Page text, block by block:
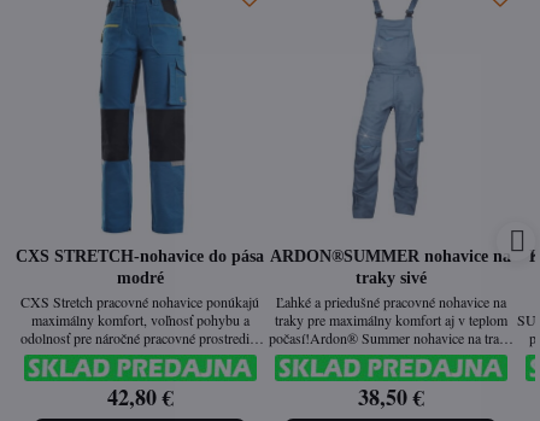
CXS STRETCH-nohavice do pása
modré
CXS Stretch pracovné nohavice ponúkajú
maximálny komfort, voľnosť pohybu a
odolnosť pre náročné pracovné prostredie.
Vďaka strečovej tkanine, zosilneným
oblastiam a reflexným prvkom sú ideálnym
riešením pre remeselníkov, technikov a
pracovníkov v priemysle.
42,80 €
ARDON®SUMMER nohavice na
traky sivé
Ľahké a priedušné pracovné nohavice na
traky pre maximálny komfort aj v teplom
počasí!Ardon® Summer nohavice na traky
sú ideálnou voľbou pre prácu v letných
mesiacoch. Ľahký a vzdušný materiál,
funkčný strih a dostatok úložného priestoru
zabezpečujú vysoký komfort a spoľahlivú
38,50 €